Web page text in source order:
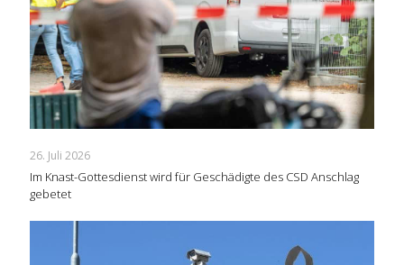
26. Juli 2026
Im Knast-Gottesdienst wird für Geschädigte des CSD Anschlag
gebetet